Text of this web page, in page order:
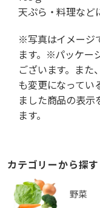
天ぷら・料理など
※写真はイメージ
ます。※パッケー
ございます。また
も変更になってい
ました商品の表示
ます。
カテゴリーから探す